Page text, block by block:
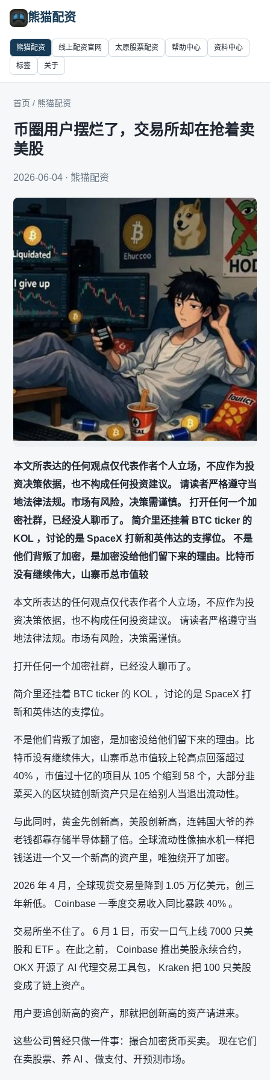
熊猫配资
熊猫配资 线上配资官网 太原股票配资 帮助中心 资料中心
标签 关于
首页 / 熊猫配资
币圈用户摆烂了，交易所却在抢着卖
美股
2026-06-04 · 熊猫配资
本文所表达的任何观点仅代表作者个人立场，不应作为投
资决策依据，也不构成任何投资建议。 请读者严格遵守当
地法律法规。市场有风险，决策需谨慎。 打开任何一个加
密社群，已经没人聊币了。 简介里还挂着 BTC ticker 的
KOL ，讨论的是 SpaceX 打新和英伟达的支撑位。 不是
他们背叛了加密，是加密没给他们留下来的理由。比特币
没有继续伟大，山寨币总市值较
本文所表达的任何观点仅代表作者个人立场，不应作为投
资决策依据，也不构成任何投资建议。 请读者严格遵守当
地法律法规。市场有风险，决策需谨慎。
打开任何一个加密社群，已经没人聊币了。
简介里还挂着 BTC ticker 的 KOL ，讨论的是 SpaceX 打
新和英伟达的支撑位。
不是他们背叛了加密，是加密没给他们留下来的理由。比
特币没有继续伟大，山寨币总市值较上轮高点回落超过
40% ，市值过十亿的项目从 105 个缩到 58 个，大部分韭
菜买入的区块链创新资产只是在给别人当退出流动性。
与此同时，黄金先创新高，美股创新高，连韩国大爷的养
老钱都靠存储半导体翻了倍。全球流动性像抽水机一样把
钱送进一个又一个新高的资产里，唯独绕开了加密。
2026 年 4 月，全球现货交易量降到 1.05 万亿美元，创三
年新低。 Coinbase 一季度交易收入同比暴跌 40% 。
交易所坐不住了。 6 月 1 日，币安一口气上线 7000 只美
股和 ETF 。在此之前， Coinbase 推出美股永续合约，
OKX 开源了 AI 代理交易工具包， Kraken 把 100 只美股
变成了链上资产。
用户要追创新高的资产，那就把创新高的资产请进来。
这些公司曾经只做一件事：撮合加密货币买卖。 现在它们
在卖股票、养 AI 、做支付、开预测市场。